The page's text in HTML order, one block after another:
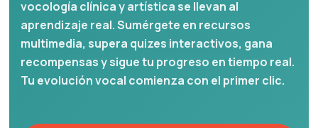
vocología clínica y artística se llevan al
aprendizaje real. Sumérgete en recursos
multimedia, supera quizes interactivos, gana
recompensas y sigue tu progreso en tiempo real.
Tu evolución vocal comienza con el primer clic.